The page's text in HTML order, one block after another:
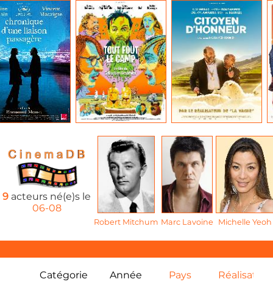
9 acteurs né(e)s le
06-08
Robert Mitchum Marc Lavoine Michelle Yeoh
Catégorie Année Pays Réalisateur